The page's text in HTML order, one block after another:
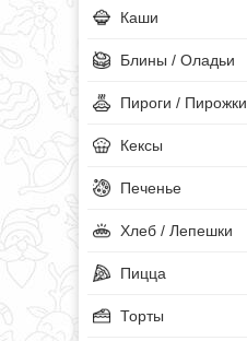
Каши
Блины / Оладьи
Пироги / Пирожки
Кексы
Печенье
Хлеб / Лепешки
Пицца
Торты